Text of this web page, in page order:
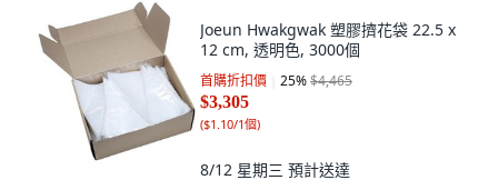
Joeun Hwakgwak 塑膠擠花袋 22.5 x
12 cm, 透明色, 3000個
首購折扣價 25%$4,465
$3,305
($1.10/1個)
8/12 星期三 預計送達